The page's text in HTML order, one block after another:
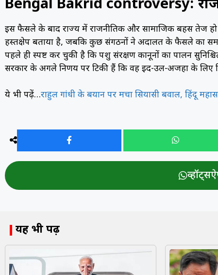
Bengal Bakrid controversy:
इस फैसले के बाद राज्य में राजनीतिक और सामाजिक बहस तेज
हस्तक्षेप बताया है, जबकि कुछ संगठनों ने अदालत के फैसले का
पहले ही स्पष्ट कर चुकी है कि पशु संरक्षण कानूनों का पालन
सरकार के अगले निर्णय पर टिकी हैं कि वह ईद-उल-अजहा के लिए
ये भी पढ़ें…राहुल गांधी के बयान पर मचा सियासी बवाल, हिंदू
यह भी पढ़ें